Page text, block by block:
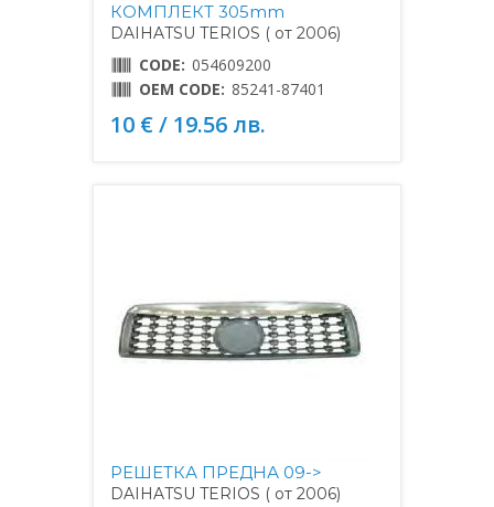
КОМПЛЕКТ 305mm
DAIHATSU TERIOS ( от 2006)
CODE: 054609200
OEM CODE: 85241-87401
10 € / 19.56 лв.
РЕШЕТКА ПРЕДНА 09->
DAIHATSU TERIOS ( от 2006)